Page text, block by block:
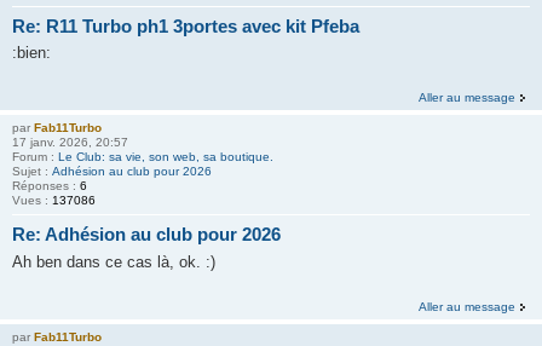
Re: R11 Turbo ph1 3portes avec kit Pfeba
:bien:
Aller au message
par Fab11Turbo
17 janv. 2026, 20:57
Forum : Le Club: sa vie, son web, sa boutique.
Sujet : Adhésion au club pour 2026
Réponses : 6
Vues : 137086
Re: Adhésion au club pour 2026
Ah ben dans ce cas là, ok. :)
Aller au message
par Fab11Turbo